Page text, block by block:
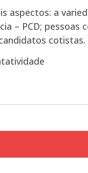
aspectos: a
– PCD;
cotistas.